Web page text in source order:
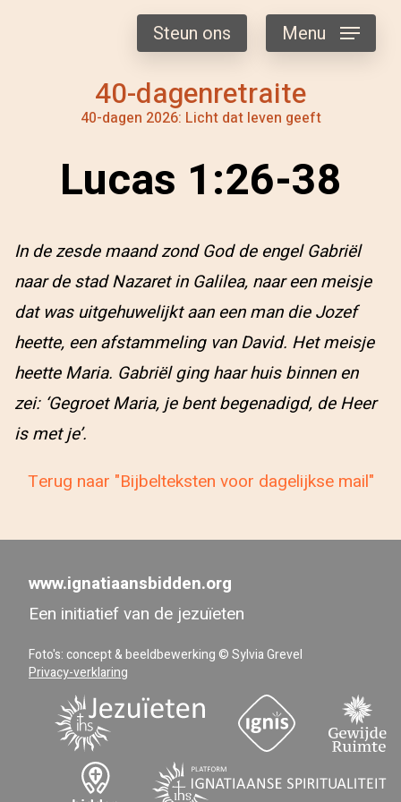
40-dagenretraite
40-dagen 2026: Licht dat leven geeft
Steun ons Menu
Lucas 1:26-38
In de zesde maand zond God de engel Gabriël
naar de stad Nazaret in Galilea, naar een meisje
dat was uitgehuwelijkt aan een man die Jozef
heette, een afstammeling van David. Het meisje
heette Maria. Gabriël ging haar huis binnen en
zei: ‘Gegroet Maria, je bent begenadigd, de Heer
is met je’.
Terug naar "Bijbelteksten voor dagelijkse mail"
www.ignatiaansbidden.org
Een initiatief van de jezuïeten
Foto's: concept & beeldbewerking © Sylvia Grevel
Privacy-verklaring